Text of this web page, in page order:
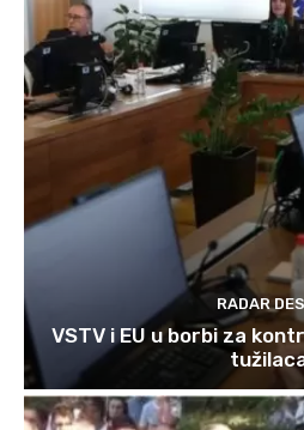
RADAR
VSTV i EU u borbi za